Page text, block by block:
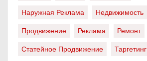
Наружная Реклама
Недвижимость
Продвижение
Реклама Ремонт
Статейное Продвижение
Таргетинг